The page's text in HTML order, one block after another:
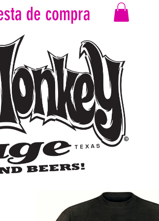
de compra